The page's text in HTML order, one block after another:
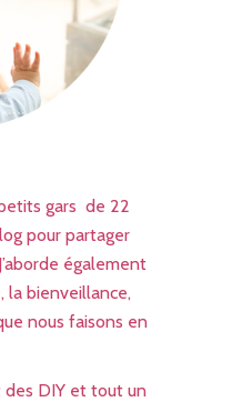
gars de 22
pour partager
également
la bienveillance,
nous faisons en
des DIY et tout un